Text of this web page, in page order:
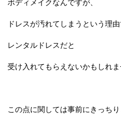
ボディメイクなんですが、
ドレスが汚れてしまうという理
レンタルドレスだと
受け入れてもらえないかもしれま
この点に関しては事前にきっちり